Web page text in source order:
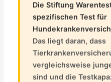
Die Stiftung
spezifischen Test für
Das liegt daran, dass
vergleichsweise
sind und die